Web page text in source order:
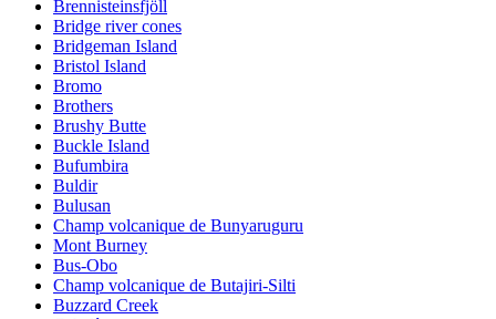
Brennisteinsfjöll
Bridge river cones
Bridgeman Island
Bristol Island
Bromo
Brothers
Brushy Butte
Buckle Island
Bufumbira
Buldir
Bulusan
Champ volcanique de Bunyaruguru
Mont Burney
Bus-Obo
Champ volcanique de Butajiri-Silti
Buzzard Creek